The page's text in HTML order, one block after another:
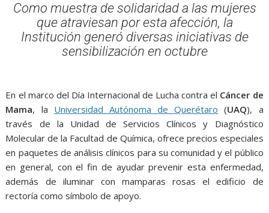
Como muestra de solidaridad a las mujeres
que atraviesan por esta afección, la
Institución generó diversas iniciativas de
sensibilización en octubre
En el marco del Día Internacional de Lucha contra el Cáncer de
Mama, la Universidad Autónoma de Querétaro (UAQ), a
través de la Unidad de Servicios Clínicos y Diagnóstico
Molecular de la Facultad de Química, ofrece precios especiales
en paquetes de análisis clínicos para su comunidad y el público
en general, con el fin de ayudar prevenir esta enfermedad,
además de iluminar con mamparas rosas el edificio de
rectoría como símbolo de apoyo.